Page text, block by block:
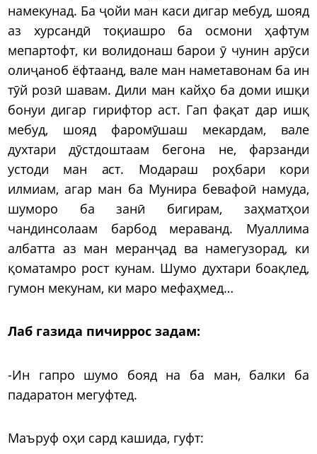
намекунад. Ба ҷойи ман каси дигар мебуд, шояд
аз хурсандӣ тоқиашро ба осмони ҳафтум
мепартофт, ки волидонаш барои ӯ чунин арӯси
олиҷаноб ёфтаанд, вале ман наметавонам ба ин
тӯй розӣ шавам. Дили ман кайҳо ба доми ишқи
бонуи дигар гирифтор аст. Гап фақат дар ишқ
мебуд, шояд фаромӯшаш мекардам, вале
духтари дӯстдоштаам бегона не, фарзанди
устоди ман аст. Модараш роҳбари кори
илмиам, агар ман ба Мунира бевафоӣ намуда,
шуморо ба занӣ бигирам, заҳматҳои
чандинсолаам барбод мераванд. Муаллима
албатта аз ман меранҷад ва намегузорад, ки
қоматамро рост кунам. Шумо духтари боақлед,
гумон мекунам, ки маро мефаҳмед…
Лаб газида пичиррос задам:
-Ин гапро шумо бояд на ба ман, балки ба
падаратон мегуфтед.
Маъруф оҳи сард кашида, гуфт: